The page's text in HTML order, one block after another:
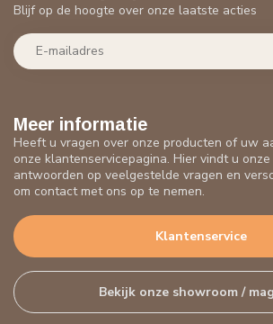
Meer informatie
Heeft u vragen over onze producten of uw
onze klantenservicepagina. Hier vindt u
antwoorden op veelgestelde vragen en
om contact met ons op te nemen.
Klantenservice
Bekijk onze showroom /
Blijf op de hoogte over onze laatste acties